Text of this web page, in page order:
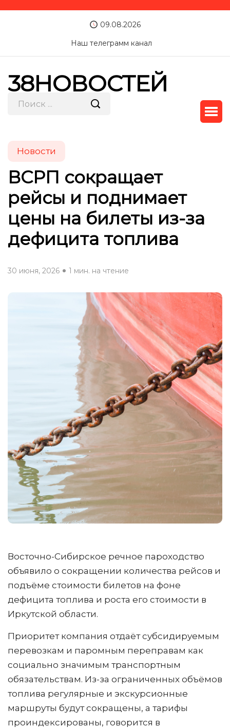
09.08.2026
Наш телеграмм канал
38НОВОСТЕЙ
Новости
ВСРП сокращает
рейсы и поднимает
цены на билеты из-за
дефицита топлива
30 июня, 2026 1 мин. на чтение
Восточно-Сибирское речное пароходство
объявило о сокращении количества рейсов и
подъёме стоимости билетов на фоне
дефицита топлива и роста его стоимости в
Иркутской области.
Приоритет компания отдаёт субсидируемым
перевозкам и паромным переправам как
социально значимым транспортным
обязательствам. Из-за ограниченных объёмов
топлива регулярные и экскурсионные
маршруты будут сокращены, а тарифы
проиндексированы, говорится в